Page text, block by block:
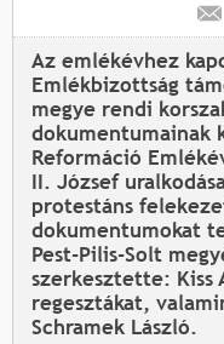
Az emlékévhez
Emlékbizottság
megye rendi
Reformáció
II. József
protestáns
dokumentumokat
Pest-Pilis-Solt
szerkesztette:
regesztákat,
Schramek László.